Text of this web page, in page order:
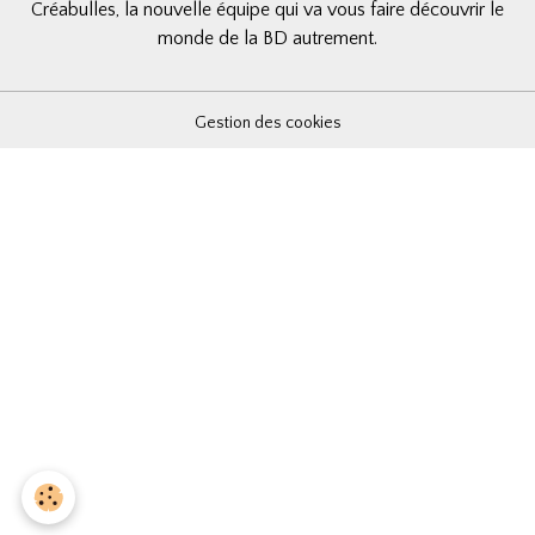
Riche, fin et expressif, le dessin de
visages tendus, tout contribue à donner au récit une
Créabulles, la nouvelle équipe qui va vous faire découvrir le
monde de la BD autrement.
Gestion des cookies